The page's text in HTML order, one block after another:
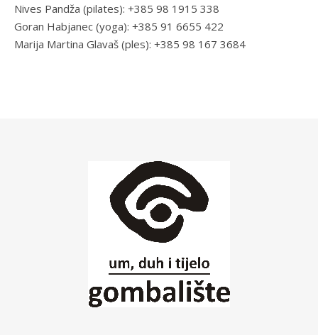
Nives Pandža (pilates): +385 98 1915 338
Goran Habjanec (yoga): +385 91 6655 422
Marija Martina Glavaš (ples): +385 98 167 3684